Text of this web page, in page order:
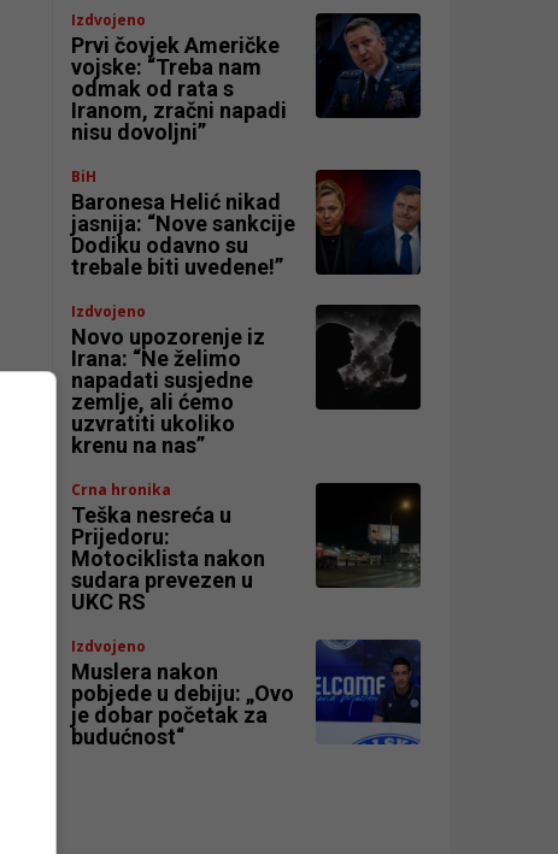
Izdvojeno
Prvi čovjek Američke
vojske: “Treba nam
odmak od rata s
Iranom, zračni napadi
nisu dovoljni”
BiH
Baronesa Helić nikad
jasnija: “Nove sankcije
Dodiku odavno su
trebale biti uvedene!”
Izdvojeno
Novo upozorenje iz
Irana: “Ne želimo
napadati susjedne
zemlje, ali ćemo
uzvratiti ukoliko
krenu na nas”
Crna hronika
Teška nesreća u
Prijedoru:
Motociklista nakon
sudara prevezen u
UKC RS
Izdvojeno
Muslera nakon
pobjede u debiju: „Ovo
je dobar početak za
budućnost“